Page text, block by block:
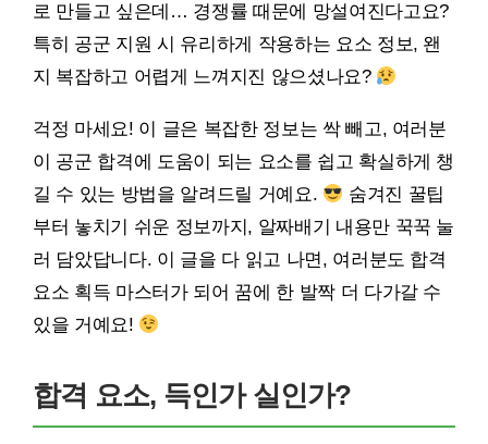
로 만들고 싶은데… 경쟁률 때문에 망설여진다고요?
특히 공군 지원 시 유리하게 작용하는 요소 정보, 왠
지 복잡하고 어렵게 느껴지진 않으셨나요?
걱정 마세요! 이 글은 복잡한 정보는 싹 빼고, 여러분
이 공군 합격에 도움이 되는 요소를 쉽고 확실하게 챙
길 수 있는 방법을 알려드릴 거예요.
숨겨진 꿀팁
부터 놓치기 쉬운 정보까지, 알짜배기 내용만 꾹꾹 눌
러 담았답니다. 이 글을 다 읽고 나면, 여러분도 합격
요소 획득 마스터가 되어 꿈에 한 발짝 더 다가갈 수
있을 거예요!
합격 요소, 득인가 실인가?